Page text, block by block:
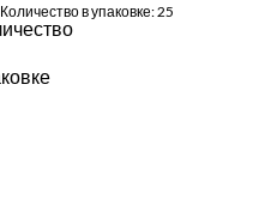
Количество в упаковке: 25